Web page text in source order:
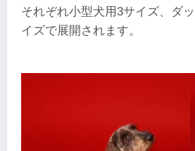
それぞれ小型犬用3サイズ、ダ
イズで展開されます。